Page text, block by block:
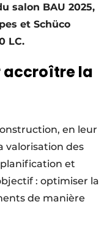
salon BAU 2025,
et Schüco
LC.
accroître la
en leur
valorisation des
planification et
: optimiser la
de manière